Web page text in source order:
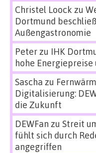
Christel Loock zu
Dortmund
Außengastronomie
Peterzu IHK
hohe
Sascha zu
Digitalisierung:
die Zukunft
DEWFan zu Streit
fühlt sich durch
angegriffen